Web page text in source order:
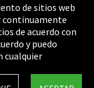
de sitios web
continuamente
de acuerdo con
y puedo
cualquier